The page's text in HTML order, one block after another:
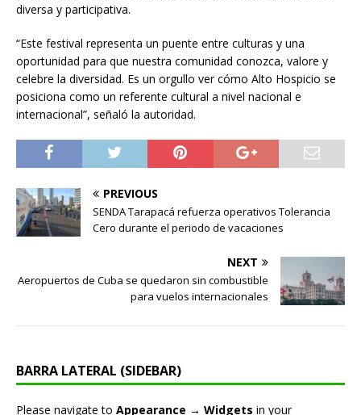
diversa y participativa.
“Este festival representa un puente entre culturas y una
oportunidad para que nuestra comunidad conozca, valore y
celebre la diversidad. Es un orgullo ver cómo Alto Hospicio se
posiciona como un referente cultural a nivel nacional e
internacional”, señaló la autoridad.
PREVIOUS
SENDA Tarapacá refuerza operativos Tolerancia
Cero durante el periodo de vacaciones
NEXT
Aeropuertos de Cuba se quedaron sin combustible
para vuelos internacionales
BARRA LATERAL (SIDEBAR)
Please navigate to Appearance → Widgets in your